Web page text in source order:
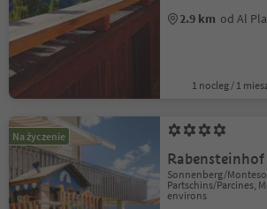
2.9 km od Al
1 nocleg / 1
Na życzenie
Rabensteinhof
Sonnenberg/
Partschins/Parcines,
environs